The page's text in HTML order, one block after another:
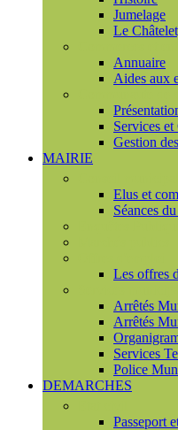
Jumelage
Le
Annuaire
Aides aux
Services et
Gestion
MAIRIE
Elus et
Séances
Les offres
Arrêtés
Arrêtés
Services
Police
DEMARCHES
Passeport